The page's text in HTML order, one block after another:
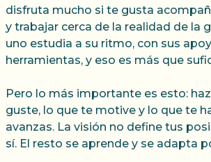
disfruta mucho si te gusta
y trabajar cerca de la realidad de la
uno estudia a su ritmo, con sus
herramientas, y eso es más que
Pero lo más importante es esto:
guste, lo que te motive y lo que te
avanzas. La visión no define tus
sí. El resto se aprende y se adapta